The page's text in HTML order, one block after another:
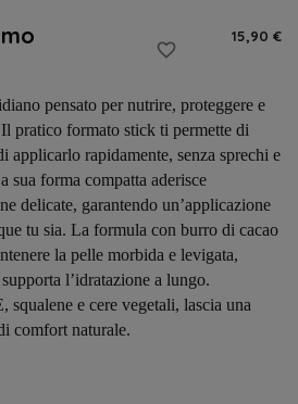
favorite_border
15,90 €
pensato per nutrire, proteggere e
pratico formato stick ti permette di
applicarlo rapidamente, senza sprechi e
sua forma compatta aderisce
delicate, garantendo un’applicazione
tu sia. La formula con burro di cacao
la pelle morbida e levigata,
l’idratazione a lungo.
e cere vegetali, lascia una
comfort naturale.